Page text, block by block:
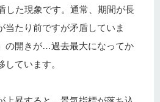
した現象です。通常、期間が長
当たり前ですが矛盾していま
の開きが…過去最大になってか
ています。